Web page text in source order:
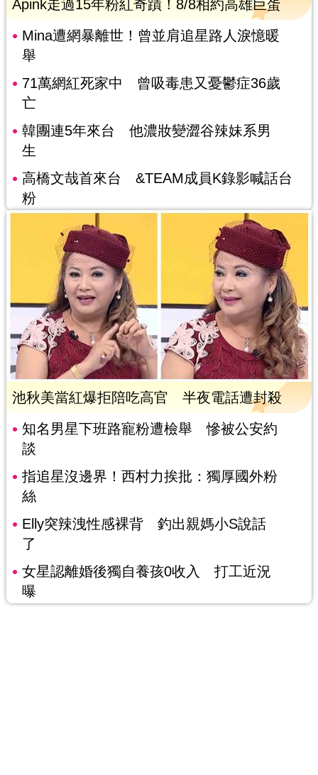
Apink走過15年粉紅奇蹟！8/8相約高雄巨蛋
Mina遭網暴離世！曾並肩追星路人淚憶暖
舉
71萬網紅死家中 曾吸毒患又憂鬱症36歲
亡
韓團連5年來台 他濃妝變澀谷辣妹系男
生
高橋文哉首來台 &TEAM成員K錄影喊話台
粉
池秋美當紅爆拒陪吃高官 半夜電話遭封殺
知名男星下班路寵粉遭檢舉 慘被公安約
談
指追星沒邊界！西村力挨批：獨厚國外粉
絲
Elly突辣洩性感裸背 釣出親媽小S說話
了
女星認離婚後獨自養孩0收入 打工近況
曝